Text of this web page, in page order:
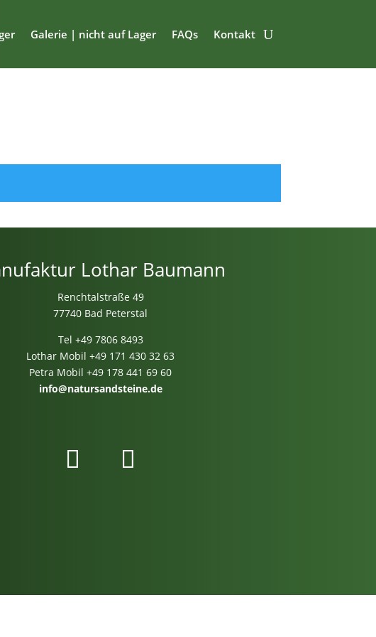
Galerie | nicht auf Lager FAQs Kontakt
Lothar Baumann
Renchtalstraße 49
77740 Bad Peterstal
Tel +49 7806 8493
Lothar Mobil+49 171 430 32 63
Petra Mobil+49 178 441 69 60
info@natursandsteine.de